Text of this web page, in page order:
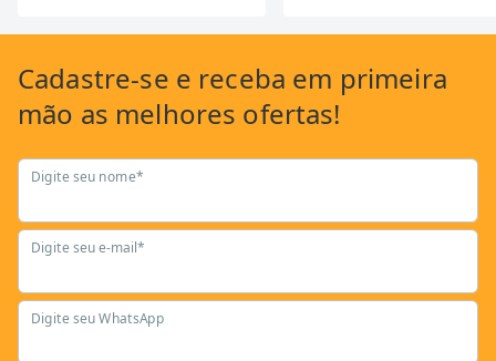
Cadastre-se e receba em primeira
mão as melhores ofertas!
Digite seu nome*
Digite seu e-mail*
Digite seu WhatsApp